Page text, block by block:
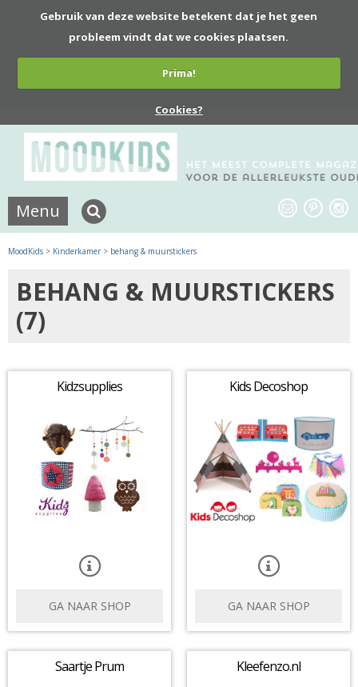
Gebruik van deze website betekent dat je het geen
probleem vindt dat we cookies plaatsen.
Prima!
Cookies?
Menu
MoodKids > Kinderkamer > behang & muurstickers
BEHANG & MUURSTICKERS
(7)
Kidzsupplies
GA NAAR SHOP
Kids Decoshop
GA NAAR SHOP
Saartje Prum Kleefenzo.nl